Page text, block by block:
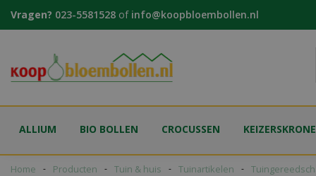
naar
Home Producten Tuin & huis Tuinartikelen
Vragen? 023-5581528 of info@koopbloembollen.nl
ALLIUM BIO BOLLEN CROCUSSEN